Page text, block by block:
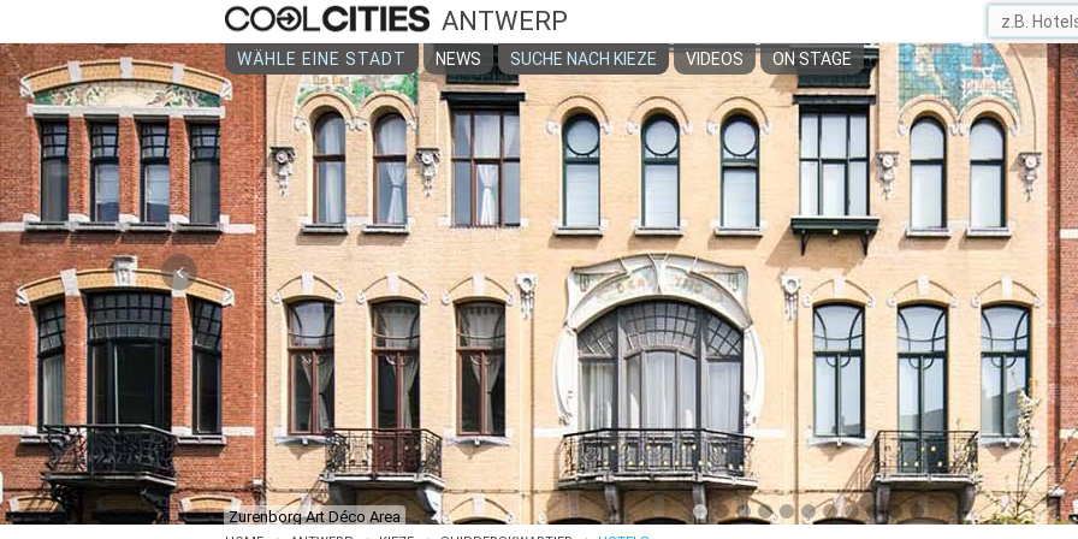
ANTWERP
WÄHLE EINE STADT NEWS SUCHE NACH KIEZE VIDEOS ON STAGE
Shelde River Promenade
‹